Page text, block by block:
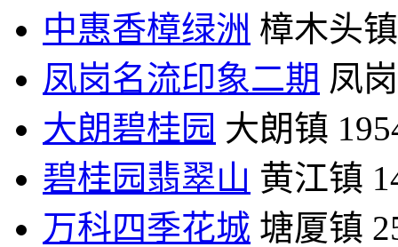
中惠香樟绿洲 樟木头镇
凤岗名流印象二期 凤
大朗碧桂园 大朗镇
碧桂园翡翠山 黄江镇
万科四季花城 塘厦镇